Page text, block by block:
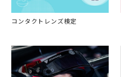
コンタクトレンズ検定